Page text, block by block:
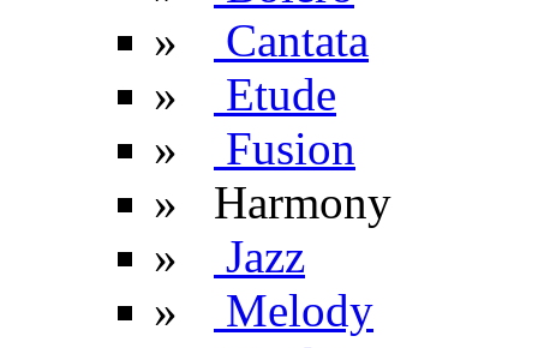
»
Cantata
»
Etude
»
Fusion
» Harmony
»
Jazz
»
Melody